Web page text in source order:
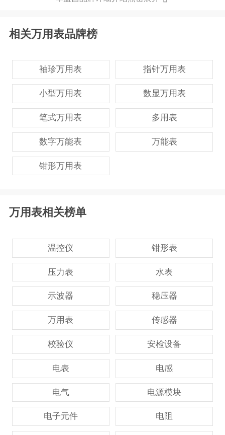
品。
相关万用表品牌榜
袖珍万用表 指针万用表
小型万用表 数显万用表
笔式万用表 多用表
数字万能表 万能表
钳形万用表
万用表相关榜单
温控仪 钳形表
压力表 水表
示波器 稳压器
万用表 传感器
校验仪 安检设备
电表 电感
电气 电源模块
电子元件 电阻